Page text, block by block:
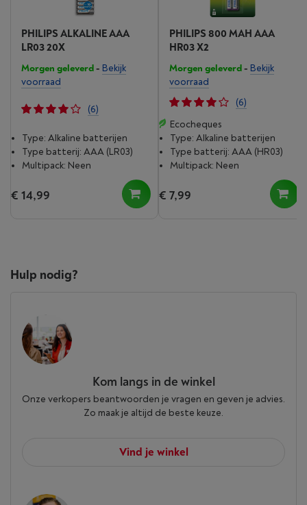
PHILIPS ALKALINE AAA
LR03 20X
Morgen geleverd- Bekijk
voorraad
(6)
Type: Alkaline batterijen
Type batterij: AAA (LR03)
Multipack: Neen
€ 14,99
PHILIPS 800 MAH AAA
HR03 X2
Morgen geleverd- Bekijk
voorraad
(6)
Ecocheques
Type: Alkaline batterijen
Type batterij: AAA (HR03)
Multipack: Neen
€ 7,99
Hulp nodig?
Kom langs in de winkel
Onze verkopers beantwoorden je vragen en geven je advies.
Zo maak je altijd de beste keuze.
Vind je winkel